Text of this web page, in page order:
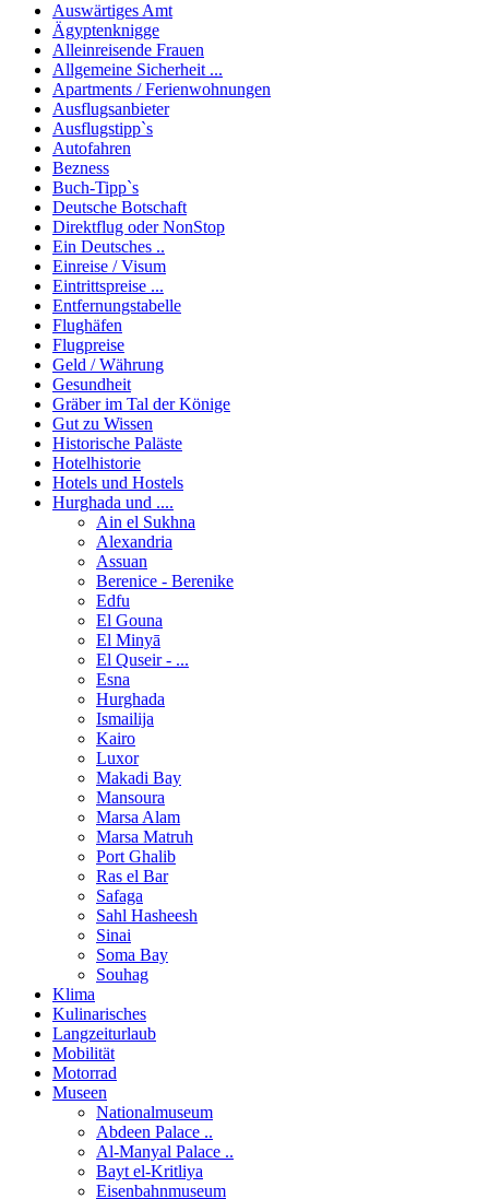
Auswärtiges Amt
Ägyptenknigge
Alleinreisende Frauen
Allgemeine Sicherheit ...
Apartments / Ferienwohnungen
Ausflugsanbieter
Ausflugstipp`s
Autofahren
Bezness
Buch-Tipp`s
Deutsche Botschaft
Direktflug oder NonStop
Ein Deutsches ..
Einreise / Visum
Eintrittspreise ...
Entfernungstabelle
Flughäfen
Flugpreise
Geld / Währung
Gesundheit
Gräber im Tal der Könige
Gut zu Wissen
Historische Paläste
Hotelhistorie
Hotels und Hostels
Hurghada und ....
Ain el Sukhna
Alexandria
Assuan
Berenice - Berenike
Edfu
El Gouna
El Minyā
El Quseir - ...
Esna
Hurghada
Ismailija
Kairo
Luxor
Makadi Bay
Mansoura
Marsa Alam
Marsa Matruh
Port Ghalib
Ras el Bar
Safaga
Sahl Hasheesh
Sinai
Soma Bay
Souhag
Klima
Kulinarisches
Langzeiturlaub
Mobilität
Motorrad
Museen
Nationalmuseum
Abdeen Palace ..
Al-Manyal Palace ..
Bayt el-Kritliya
Eisenbahnmuseum